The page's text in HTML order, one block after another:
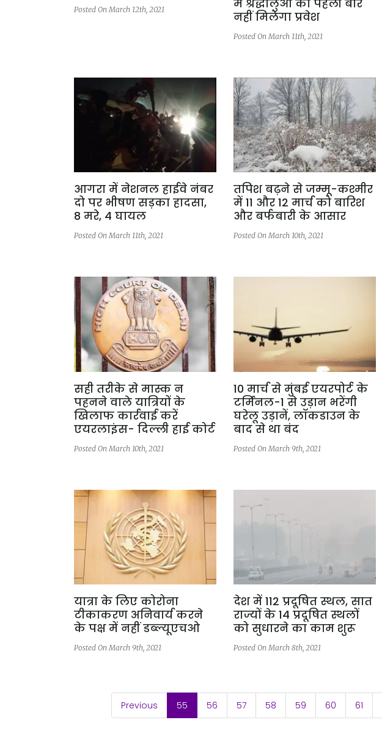
Posted On March 12th, 2021
में श्रद्धालुओं को पहली बार
नहीं मिलेगा प्रवेश
Posted On March 11th, 2021
आगरा में नेशनल हाईवे नंबर
दो पर भीषण सड़का हादसा,
8 मरे, 4 घायल
Posted On March 11th, 2021
तपिश बढ़ने से जम्मू-कश्मीर
में 11 और 12 मार्च को बारिश
और बर्फबारी के आसार
Posted On March 10th, 2021
सही तरीके से मास्क न
पहनने वाले यात्रियों के
खिलाफ कार्रवाई करें
एयरलाइंस- दिल्ली हाई कोर्ट
Posted On March 10th, 2021
10 मार्च से मुंबई एयरपोर्ट के
टर्मिनल-1 से उड़ान भरेंगी
घरेलू उड़ानें, लॉकडाउन के
बाद से था बंद
Posted On March 9th, 2021
यात्रा के लिए कोरोना
टीकाकरण अनिवार्य करने
के पक्ष में नहीं डब्ल्यूएचओ
Posted On March 9th, 2021
देश में 112 प्रदूषित स्थल, सात
राज्यों के 14 प्रदूषित स्थलों
को सुधारने का काम शुरू
Posted On March 8th, 2021
Previous 55(current)
56 57 58 59 60 61